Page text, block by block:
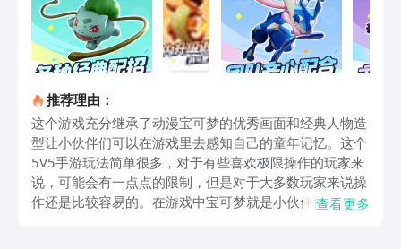
推荐理由：
这个游戏充分继承了动漫宝可梦的优秀画面和经典人物造
型让小伙伴们可以在游戏里去感知自己的童年记忆。这个
5V5手游玩法简单很多，对于有些喜欢极限操作的玩家来
说，可能会有一点点的限制，但是对于大多数玩家来说操
作还是比较容易的。在游戏中宝可梦就是小伙伴们可以去
查看更多